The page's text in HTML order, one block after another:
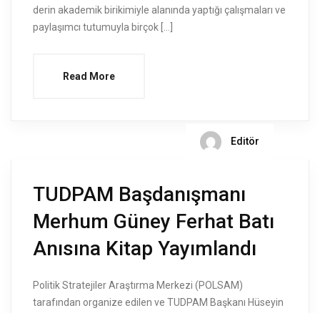
derin akademik birikimiyle alanında yaptığı çalışmaları ve
paylaşımcı tutumuyla birçok […]
Read More
Editör
TUDPAM Başdanışmanı
Merhum Güney Ferhat Batı
Anısına Kitap Yayımlandı
Politik Stratejiler Araştırma Merkezi (POLSAM)
tarafından organize edilen ve TUDPAM Başkanı Hüseyin